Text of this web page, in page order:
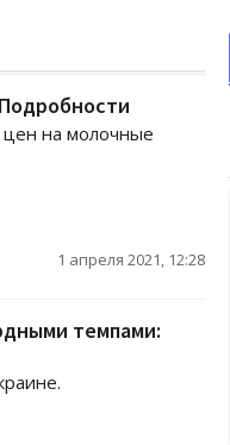
на молочные
1 апреля 2021, 12:28
темпами: